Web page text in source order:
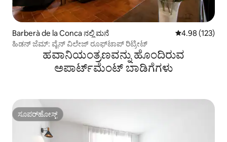
Barberà de la Conca ನಲ್ಲಿ ಮನೆ 5 ರಲ್ಲಿ 4.98
4.98 (123)
ಹಿಡನ್ ಜೆಮ್: ವೈನ್ ವಿಲೇಜ್ ರೂಫ್‌ಟಾಪ್ ರಿಟ್ರೀಟ್
ಹವಾನಿಯಂತ್ರಣವನ್ನು ಹೊಂದಿರುವ
ಅಪಾರ್ಟ್‌ಮೆಂಟ್‌ ಬಾಡಿಗೆಗಳು
ಸೂಪರ್‌ಹೋಸ್ಟ್
ಸೂಪರ್‌ಹೋಸ್ಟ್